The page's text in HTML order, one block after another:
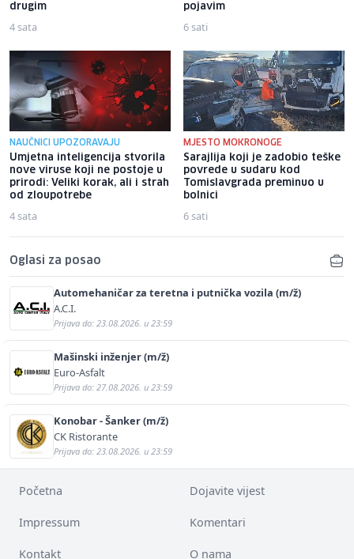
drugim
4 sata
pojavim
6 sati
NAUČNICI UPOZORAVAJU
Umjetna inteligencija stvorila
nove viruse koji ne postoje u
prirodi: Veliki korak, ali i strah
od zloupotrebe
4 sata
MJESTO MOKRONOGE
Sarajlija koji je zadobio teške
povrede u sudaru kod
Tomislavgrada preminuo u
bolnici
6 sati
Oglasi za posao
Automehaničar za teretna i putnička vozila (m/ž)
A.C.I.
Prijava do: 23.08.2026. u 23:59
Mašinski inženjer (m/ž)
Euro-Asfalt
Prijava do: 27.08.2026. u 23:59
Konobar - Šanker (m/ž)
CK Ristorante
Prijava do: 23.08.2026. u 23:59
Početna Dojavite vijest
Impressum Komentari
Kontakt O nama